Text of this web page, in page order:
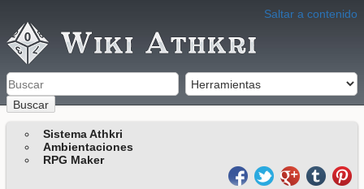
Saltar a contenido
Buscar
Sistema Athkri
Ambientaciones
RPG Maker